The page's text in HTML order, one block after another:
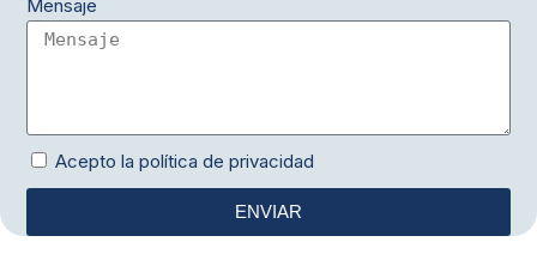
Mensaje
Acepto la política de privacidad
ENVIAR